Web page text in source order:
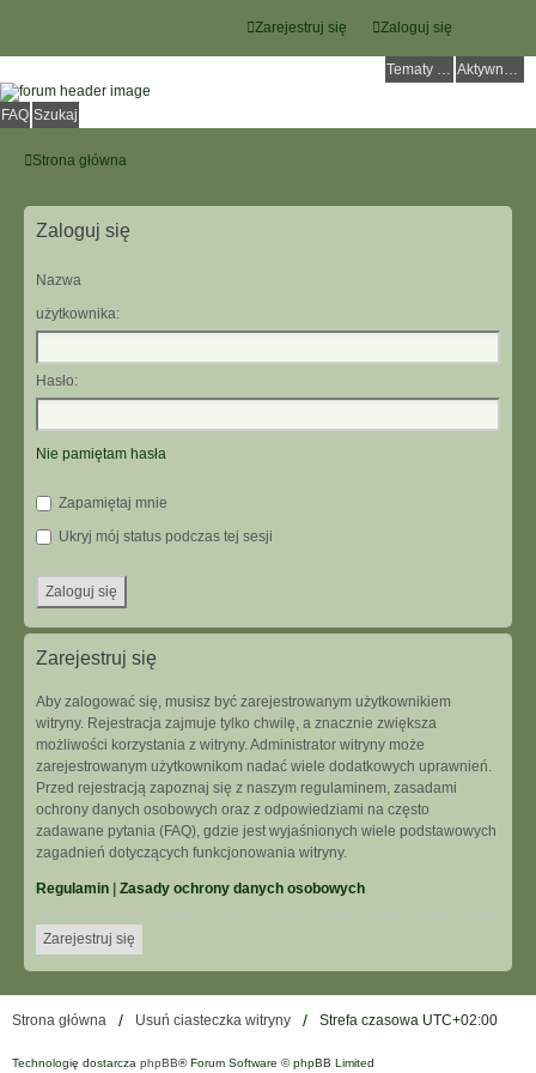
Zaloguj się
Zarejestruj się
Tematy bez odpowiedzi Aktywne tematy
FAQ Szukaj
Strona główna
Zaloguj się
Nazwa
użytkownika:
Hasło:
Nie pamiętam hasła
Zapamiętaj mnie
Ukryj mój status podczas tej sesji
Zarejestruj się
Aby zalogować się, musisz być zarejestrowanym użytkownikiem
witryny. Rejestracja zajmuje tylko chwilę, a znacznie zwiększa
możliwości korzystania z witryny. Administrator witryny może
zarejestrowanym użytkownikom nadać wiele dodatkowych uprawnień.
Przed rejestracją zapoznaj się z naszym regulaminem, zasadami
ochrony danych osobowych oraz z odpowiedziami na często
zadawane pytania (FAQ), gdzie jest wyjaśnionych wiele podstawowych
zagadnień dotyczących funkcjonowania witryny.
Regulamin Zasady ochrony danych osobowych
Zarejestruj się
Strona główna Usuń ciasteczka witryny Strefa czasowa UTC+02:00
Technologię dostarcza phpBB® Forum Software © phpBB Limited